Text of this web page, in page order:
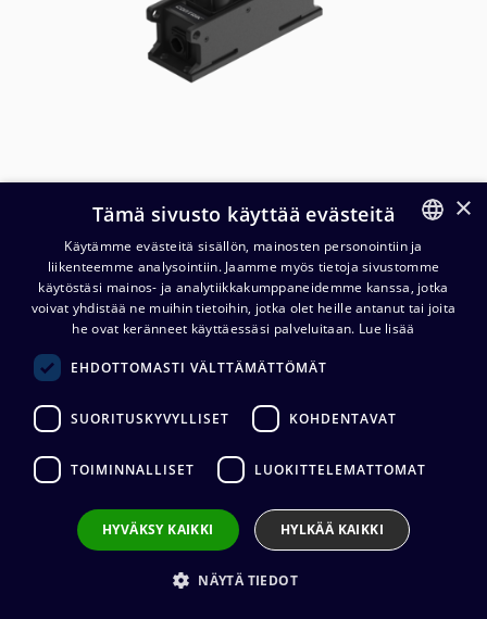
Contrik Power Strip XO TRUE1
IN/OUT - 3x Schuko OUT
193,68€
Liittimen valmistaja:Neutrik
Lisää ostoskoriin
FINNISH
ENGLISH
×
Tämä sivusto käyttää evästeitä
Käytämme evästeitä sisällön, mainosten personointiin ja
liikenteemme analysointiin. Jaamme myös tietoja sivustomme
käytöstäsi mainos- ja analytiikkakumppaneidemme kanssa, jotka
voivat yhdistää ne muihin tietoihin, jotka olet heille antanut tai joita
he ovat keränneet käyttäessäsi palveluitaan. Lue lisää
EHDOTTOMASTI VÄLTTÄMÄTTÖMÄT
SUORITUSKYVYLLISET KOHDENTAVAT
TOIMINNALLISET LUOKITTELEMATTOMAT
HYVÄKSY KAIKKI HYLKÄÄ KAIKKI
NÄYTÄ TIEDOT